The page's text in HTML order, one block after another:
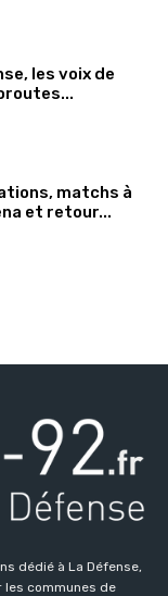
les voix de
matchs à
et retour...
dédié à La Défense,
les communes de